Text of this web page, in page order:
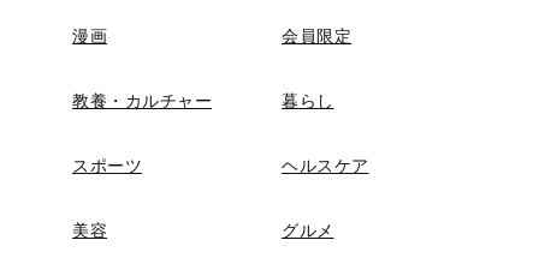
漫画 会員限定
教養・カルチャー 暮らし
スポーツ ヘルスケア
美容 グルメ